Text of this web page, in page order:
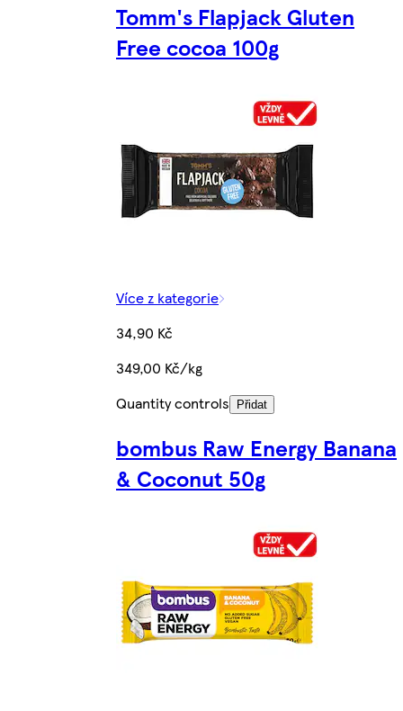
Tomm's Flapjack Gluten
Free cocoa 100g
Více z kategorie
34,90 Kč
349,00 Kč/kg
Quantity controls
Přidat
bombus Raw Energy Banana
& Coconut 50g